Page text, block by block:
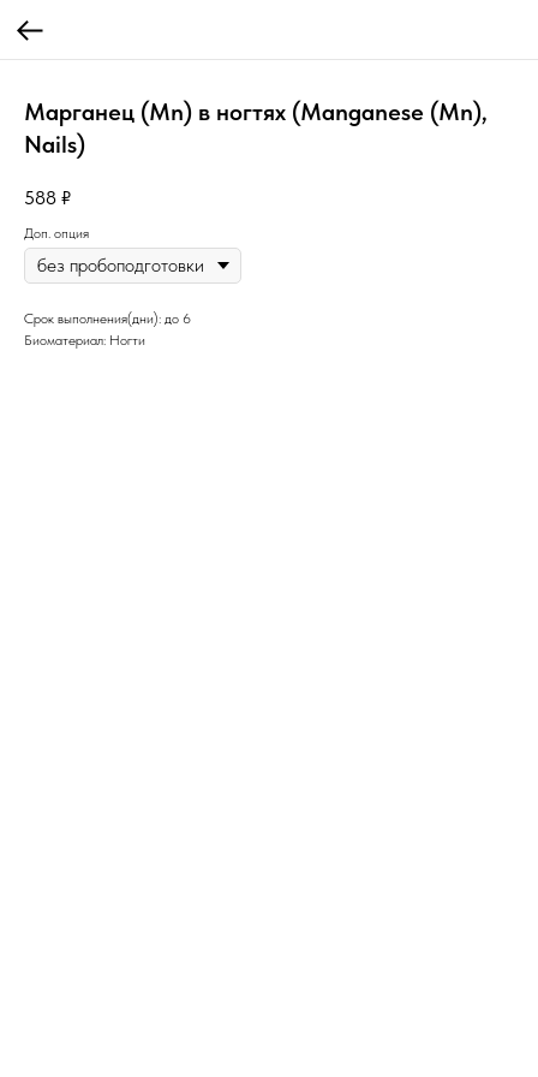
Марганец (Mn) в ногтях (Manganese (Mn),
Nails)
588 ₽
Доп. опция
Срок выполнения(дни): до 6
Биоматериал: Ногти